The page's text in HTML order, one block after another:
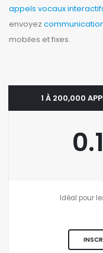
appels vocaux
envoyez
mobiles et fixes.
1 À 200,000
Idéal pour